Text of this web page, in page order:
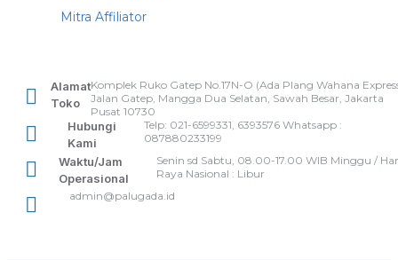
Mitra Affiliator
Alamat
Toko
Komplek Ruko Gatep No.17N-O (Ada Plang Wahana
Jalan Gatep, Mangga Dua Selatan, Sawah Besar, Jakarta
Pusat 10730
Hubungi
Kami
Telp: 021-6599331, 6393576 Whatsapp :
087880233199
Waktu/Jam
Operasional
Senin sd Sabtu, 08.00-17.00 WIB Minggu /
Raya Nasional : Libur
admin@palugada.id